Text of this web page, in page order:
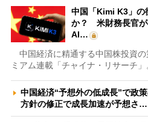
中国「Kimi K3」の
か？ 米財務長官が
AI…
中国経済に精通する中国株投資の
ミアム連載「チャイナ・リサーチ」
中国経済“予想外の低成長”で政
方針の修正で成長加速が予想さ…